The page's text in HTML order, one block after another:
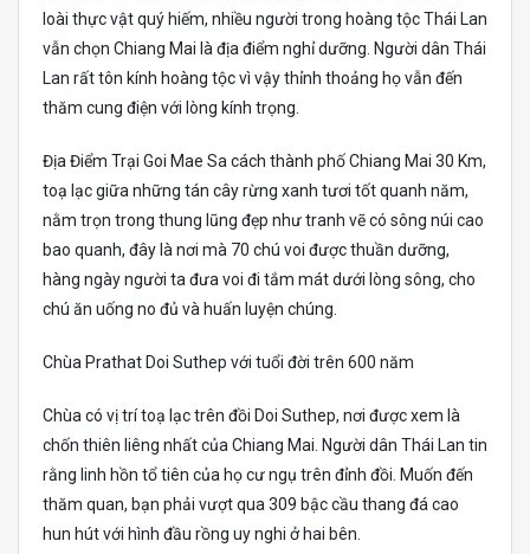
loài thực vật quý hiếm, nhiều người trong hoàng tộc Thái Lan
vẫn chọn Chiang Mai là địa điểm nghỉ dưỡng. Người dân Thái
Lan rất tôn kính hoàng tộc vì vậy thỉnh thoảng họ vẫn đến
thăm cung điện với lòng kính trọng.
Địa Điểm Trại Goi Mae Sa cách thành phố Chiang Mai 30 Km,
toạ lạc giữa những tán cây rừng xanh tươi tốt quanh năm,
nằm trọn trong thung lũng đẹp như tranh vẽ có sông núi cao
bao quanh, đây là nơi mà 70 chú voi được thuần dưỡng,
hàng ngày người ta đưa voi đi tắm mát dưới lòng sông, cho
chú ăn uống no đủ và huấn luyện chúng.
Chùa Prathat Doi Suthep với tuổi đời trên 600 năm
Chùa có vị trí toạ lạc trên đồi Doi Suthep, nơi được xem là
chốn thiên liêng nhất của Chiang Mai. Người dân Thái Lan tin
rằng linh hồn tổ tiên của họ cư ngụ trên đỉnh đồi. Muốn đến
thăm quan, bạn phải vượt qua 309 bậc cầu thang đá cao
hun hút với hình đầu rồng uy nghi ở hai bên.